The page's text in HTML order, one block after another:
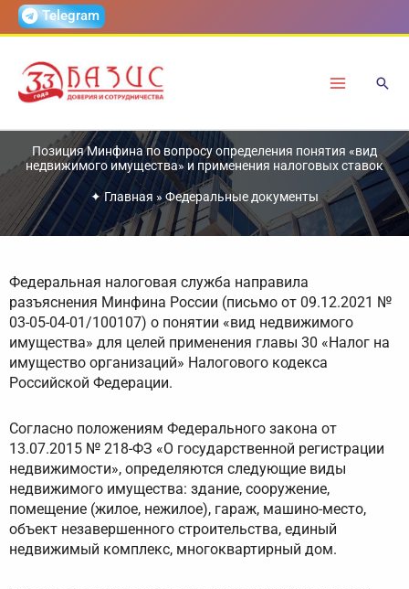
ПерейтиTelegram
Позиция Минфина по вопросу определения понятия «вид
недвижимого имущества» и применения налоговых ставок
✦Главная »Федеральные документы
Федеральная налоговая служба направила
разъяснения Минфина России (письмо от 09.12.2021 №
03-05-04-01/100107) о понятии «вид недвижимого
имущества» для целей применения главы 30 «Налог на
имущество организаций» Налогового кодекса
Российской Федерации.
Согласно положениям Федерального закона от
13.07.2015 № 218-ФЗ «О государственной регистрации
недвижимости», определяются следующие виды
недвижимого имущества: здание, сооружение,
помещение (жилое, нежилое), гараж, машино-место,
объект незавершенного строительства, единый
недвижимый комплекс, многоквартирный дом.